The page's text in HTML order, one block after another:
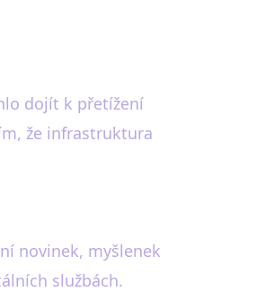
dojít k přetížení
že infrastruktura
novinek, myšlenek
službách.